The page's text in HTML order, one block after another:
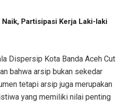
Partisipasi Kerja Laki-laki
Dispersip Kota Banda Aceh Cut
bahwa arsip bukan sekedar
tetapi arsip juga merupakan
yang memiliki nilai penting